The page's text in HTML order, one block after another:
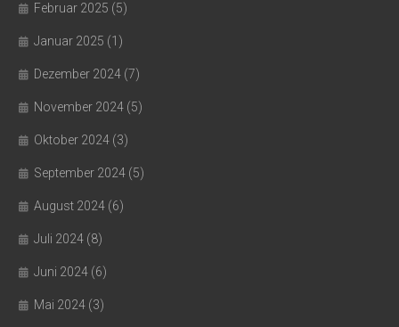
Februar 2025 (5)
Januar 2025 (1)
Dezember 2024 (7)
November 2024 (5)
Oktober 2024 (3)
September 2024 (5)
August 2024 (6)
Juli 2024 (8)
Juni 2024 (6)
Mai 2024 (3)